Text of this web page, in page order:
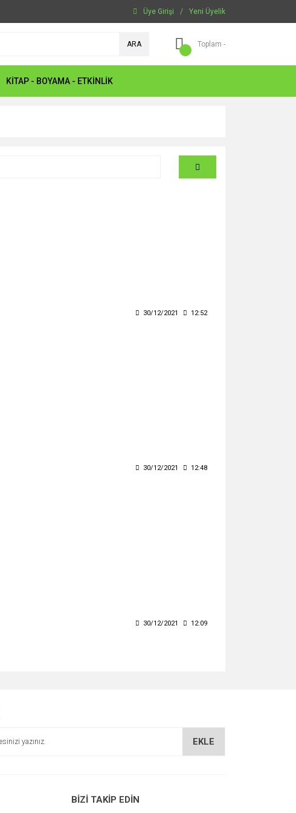
Üye Girişi / Yeni Üyelik
ARA Toplam -
KİTAP - BOYAMA - ETKİNLİK
30/12/2021 12:52
30/12/2021 12:48
30/12/2021 12:09
EKLE
BİZİ TAKİP EDİN